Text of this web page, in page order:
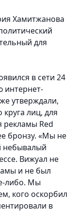
Хамитжанова
для
в сети 24
интернет-
утверждали,
круга лиц, для
рекламы Red
бронзу. «Мы не
небывалый
Вижуал не
и не был
либо. Мы
кого оскорбил
в